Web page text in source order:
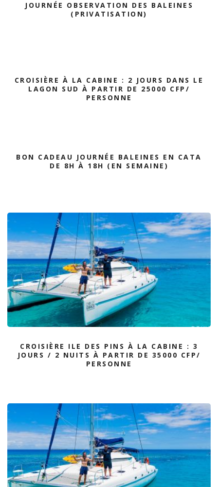
JOURNÉE OBSERVATION DES BALEINES
(PRIVATISATION)
CROISIÈRE À LA CABINE : 2 JOURS DANS LE
LAGON SUD À PARTIR DE 25000 CFP/
PERSONNE
BON CADEAU JOURNÉE BALEINES EN CATA
DE 8H À 18H (EN SEMAINE)
CROISIÈRE ILE DES PINS À LA CABINE : 3
JOURS / 2 NUITS À PARTIR DE 35000 CFP/
PERSONNE